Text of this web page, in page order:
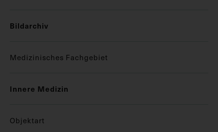
Bildarchiv
Medizinisches Fachgebiet
Innere Medizin
Objektart